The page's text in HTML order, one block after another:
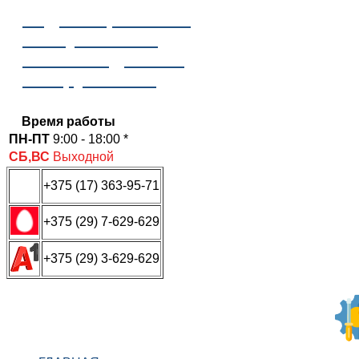
Время работы
ПН-ПТ 9:00 - 18:00 *
СБ,ВС Выходной
+375 (17) 363-95-71
+375 (29) 7-629-629
+375 (29) 3-629-629